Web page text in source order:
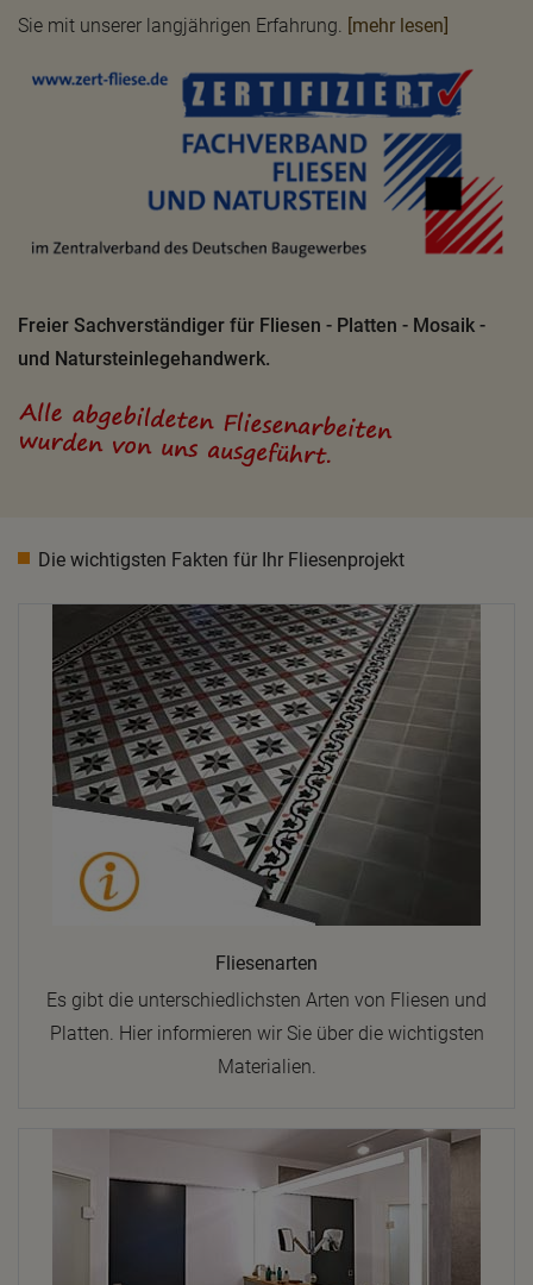
Sie mit unserer langjährigen Erfahrung. [mehr lesen]
Freier Sachverständiger für Fliesen - Platten - Mosaik -
und Natursteinlegehandwerk.
Die wichtigsten Fakten für Ihr Fliesenprojekt
Fliesenarten
Es gibt die unterschiedlichsten Arten von Fliesen und
Platten. Hier informieren wir Sie über die wichtigsten
Materialien.